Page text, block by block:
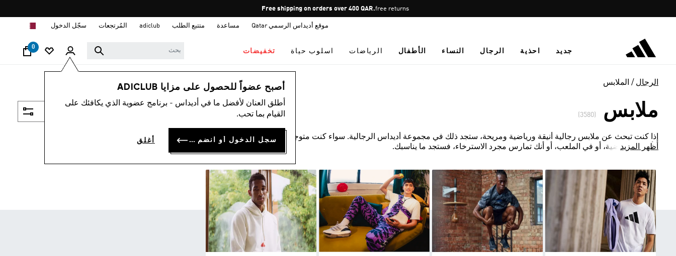
Pause
promotion
Free shipping on orders over 400 QAR.free returns
موقع أديداس الرسمي Qatar مساعدة متتبع الطلب adiclub المُرتجعات سجّل الدخول
جديد احذية الرجال النساء الأطفال الرياضات اسلوب حياة تخفيضات
0
أصبح عضواً للحصول على مزايا ADICLUB
أطلق العنان لأفضل ما في أديداس - برنامج عضوية الذي يكافئك على
القيام بما تحب.
سجل الدخول أو انضم الآن أغلق
الرجال الملابس
ملابس (3580)
إذا كنت تبحث عن ملابس رجالية أنيقة ورياضية ومريحة، ستجد ذلك في مجموعة أديداس الرجالية. سواء كنت متوجهًا إلى صالة
الألعاب الرياضية، أو في الملعب، أو أنك تمارس مجرد الاسترخاء، فستجد ما يناسبك.
أظهر المزيد